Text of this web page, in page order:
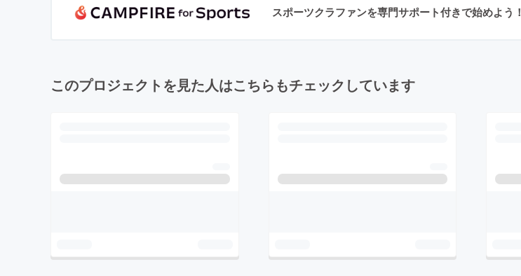
スポーツクラファンを専門サポート付きで始めよう！
このプロジェクトを見た人はこちらもチェックしています